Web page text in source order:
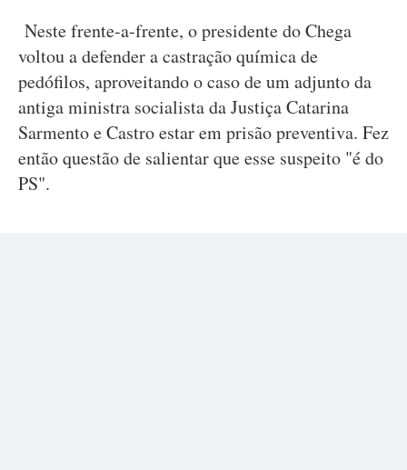
Neste frente-a-frente, o presidente do Chega
voltou a defender a castração química de
pedófilos, aproveitando o caso de um adjunto da
antiga ministra socialista da Justiça Catarina
Sarmento e Castro estar em prisão preventiva. Fez
então questão de salientar que esse suspeito "é do
PS".